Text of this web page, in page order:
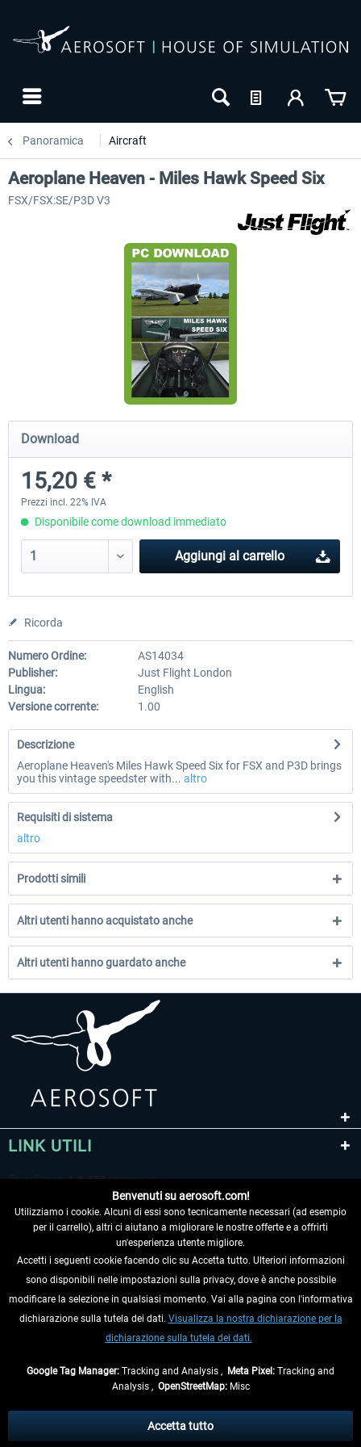
Panoramica Aircraft
Airbus Bundle
53,65 € *
iFly Jets-The 737NG for
Aeroplane Heaven - Miles Hawk Speed Six
FSX/FSX:SE/P3D V3
Download
15,20 € *
Prezzi incl. 22% IVA
Disponibile come download immediato
Aggiungi al carrello
Ricorda
Numero Ordine:
AS14034
Publisher:
Just Flight London
Lingua:
English
Versione corrente:
1.00
Descrizione
Aeroplane Heaven's Miles Hawk Speed Six for FSX and P3D brings
you this vintage speedster with... altro
Requisiti di sistema
altro
Prodotti simili
Altri utenti hanno acquistato anche
Altri utenti hanno guardato anche
LINK UTILI
RECEDERE DAL CONTRATTO
INFORMAZIONI
eventualmente le spese di spedizione, se non diversamente descritto.
** Riguarda le spedizioni al di fuori della Germania, i tempi di consegna per le
Benvenuti su aerosoft.com!
Utilizziamo i cookie. Alcuni di essi sono tecnicamente necessari (ad esempio
per il carrello), altri ci aiutano a migliorare le nostre offerte e a offrirti
un'esperienza utente migliore.
Accetti i seguenti cookie facendo clic su Accetta tutto. Ulteriori informazioni
sono disponibili nelle impostazioni sulla privacy, dove è anche possibile
modificare la selezione in qualsiasi momento. Vai alla pagina con l'informativa
dichiarazione sulla tutela dei dati. Visualizza la nostra dichiarazione per la
dichiarazione sulla tutela dei dati.
Google Tag Manager: Tracking and Analysis , Meta Pixel: Tracking and
Analysis , OpenStreetMap:Misc
Accetta tutto